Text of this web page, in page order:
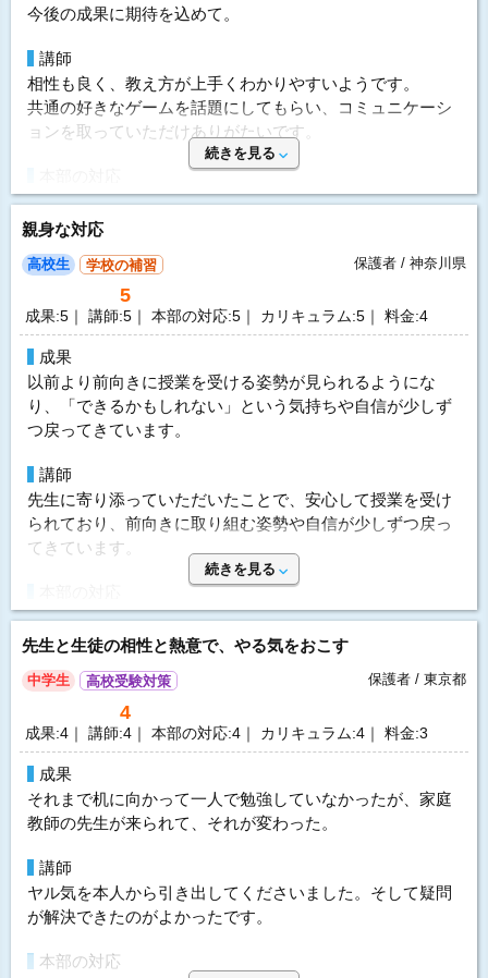
目的の達成度
成績変化
UP
成績推移
入会時2 → 卒業時3
投稿者：mamaさん 投稿時期：2018年11月
運営者に通知
対応と細やかな授業内容に合った金額だと思う
要望
とても良い先生なので、今後は勉強以外にも小論文なども
対応していただけると助かります
です
金額はもちろんですが、試験までに時間が短い中、探して
いたためこちらの求めていることややってほしい授業など
汲み取っていただけて満足しております。
体験授業について
体験授業の中で、子どもの過去の努力や積み重ねを褒めて
いただき目標とやる気を親子共々いただけました
利用内容
講師
開始時期
2026年6月 5ヵ月
頻度
2回/週
苦手克服
目的の達成度
－
成績変化
UP
成績推移
投稿者：カニレモさん 投稿時期：2026年06月
運営者に通知
料金を問い合わせる
（資料請求）
無料
今後の成果に期待を込めて。
講師
相性も良く、教え方が上手くわかりやすいようです。
共通の好きなゲームを話題にしてもらい、コミュニケーシ
ョンを取っていただけありがたいです。
他社との違いを明確にお伝えいただけたり、疑問点や質問
には的確にスムーズに対応してもらえ助かっています。
指導方針&カリキュラム
はじめたばかりでまだ学習計画はありませんが、苦手教科
などの導入の仕方やタイミングなど考えてくださいまし
価格
比較的良心的だと思います。
他は、学年によって価格が上がったり教材費などの追加料
要望
システム環境が時間ピッタリに切れてしまい、話しの途中
で終了になってしまう時がありました。
すぐに対応していただきましたが、本部の方と先生との認
選んだ理由
体験の先生が実際の先生になってもらえる点。
長く続けて行きたいので、学年ごとに変わらない料金や追
加料金がない点。
利用内容
科目
英語、数学
講師
学生教師 男性
頻度
1回/週
目的の達成度
続きを見る
親身な対応
高校生 学校の補習 保護者 / 神奈川県
5
成果:5｜ 講師:5｜ 本部の対応:5｜ カリキュラム:5｜ 料金:4
成果
以前より前向きに授業を受ける姿勢が見られるようにな
り、「できるかもしれない」という気持ちや自信が少しず
つ戻ってきています。
講師
先生に寄り添っていただいたことで、安心して授業を受け
られており、前向きに取り組む姿勢や自信が少しずつ戻っ
てきています。
資料請求をした際にご連絡をくださった本部の方が、こち
らの困り事や心配事にとても親身に耳を傾けてくださり、
大変安心感がありました。後日、体験授業の説明に来てく
ださった本部の方も同様に親身になって気持ちに寄り添っ
てくださり、安心して相談することができました。その上
で、子どもに合った先生をご紹介いただき、現在は安心し
てお任せすることができています。丁寧に対応していただ
き感謝しています。
指導方針&カリキュラム
学校の教科書や授業内容に沿って補習していただいてお
り、子どもの理解度やペースに合わせて丁寧に指導してい
ただいています。そのおかげで、以前より前向きに授業を
受けられるようになり、学習に対する自信も少しずつ戻っ
てきているように感じます。
続きを見る
先生と生徒の相性と熱意で、やる気をおこす
中学生 高校受験対策 保護者 / 東京都
4
成果:4｜ 講師:4｜ 本部の対応:4｜ カリキュラム:4｜ 料金:3
成果
それまで机に向かって一人で勉強していなかったが、家庭
教師の先生が来られて、それが変わった。
講師
ヤル気を本人から引き出してくださいました。そして疑問
が解決できたのがよかったです。
本部の対応